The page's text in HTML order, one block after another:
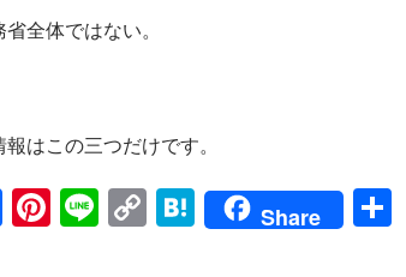
体ではない。
はこの三つだけです。
F
Pi Li
C
H
at
Share